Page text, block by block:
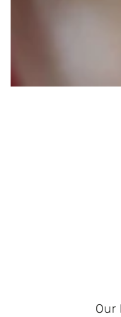
Our